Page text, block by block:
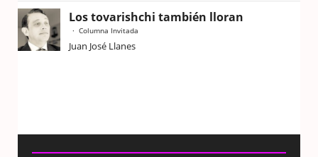
Los tovarishchi también lloran
Columna Invitada
Juan José Llanes